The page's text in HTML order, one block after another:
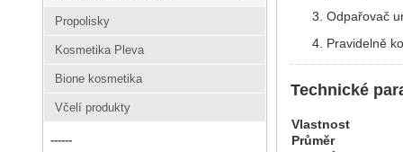
Propolisky
Kosmetika Pleva
Bione kosmetika
Včelí produkty
------
Odpařovač
Pravidelně
Technické
Vlastnost
Průměr